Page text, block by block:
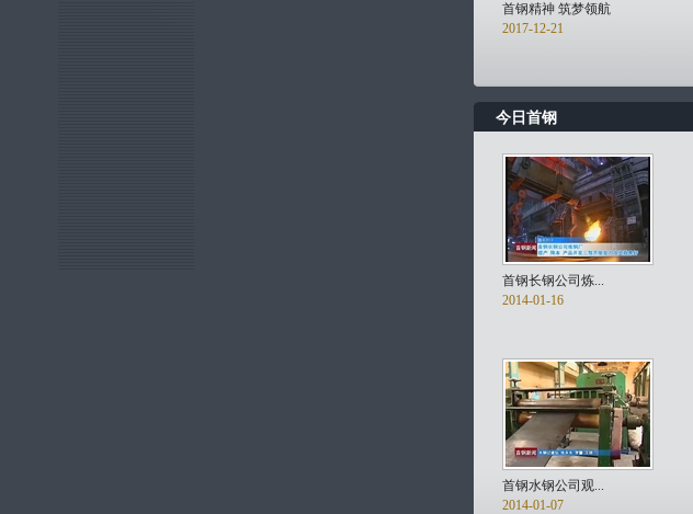
首钢精神 筑梦领航
2017-12-21
今日首钢
首钢长钢公司炼...
2014-01-16
首钢水钢公司观...
2014-01-07